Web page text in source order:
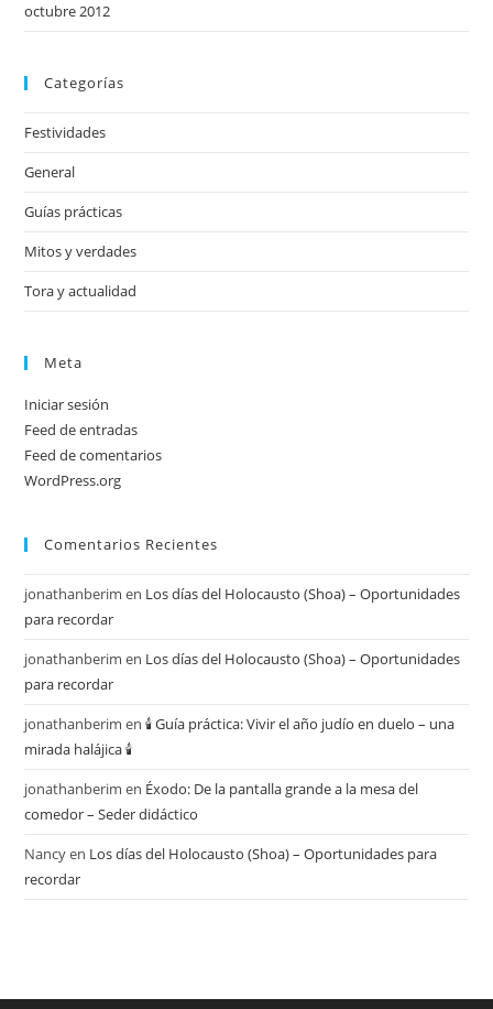
octubre 2012
Categorías
Festividades
General
Guías prácticas
Mitos y verdades
Tora y actualidad
Meta
Iniciar sesión
Feed de entradas
Feed de comentarios
WordPress.org
Comentarios Recientes
jonathanberim en Los días del Holocausto (Shoa) – Oportunidades
para recordar
jonathanberim en Los días del Holocausto (Shoa) – Oportunidades
para recordar
jonathanberim en🕯️ Guía práctica: Vivir el año judío en duelo – una
mirada halájica 🕯️
jonathanberim en Éxodo: De la pantalla grande a la mesa del
comedor – Seder didáctico
Nancyen Los días del Holocausto (Shoa) – Oportunidades para
recordar